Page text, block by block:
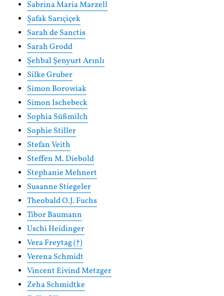
Sabrina Maria Marzell
Şafak Sarıçiçek
Sarah de Sanctis
Sarah Grodd
Şehbal Şenyurt Arınlı
Silke Gruber
Simon Borowiak
Simon Ischebeck
Sophia Süßmilch
Sophie Stiller
Stefan Veith
Steffen M. Diebold
Stephanie Mehnert
Susanne Stiegeler
Theobald O.J. Fuchs
Tibor Baumann
Uschi Heidinger
Vera Freytag (†)
Verena Schmidt
Vincent Eivind Metzger
Zeha Schmidtke